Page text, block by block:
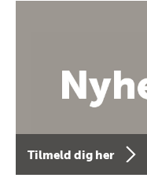
Tilmeld dig her